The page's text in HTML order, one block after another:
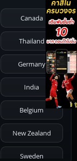
1983 1982
1978 1977
1973 1972
1968 1967
1963 1962
1955
Canada
Thailand
Germany
India
Belgium
New Zealand
Sweden